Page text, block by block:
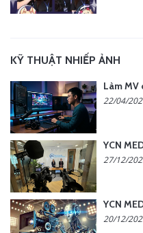
KỸ THUẬT NHIẾP ẢNH
22/04/
27/12/
20/12/